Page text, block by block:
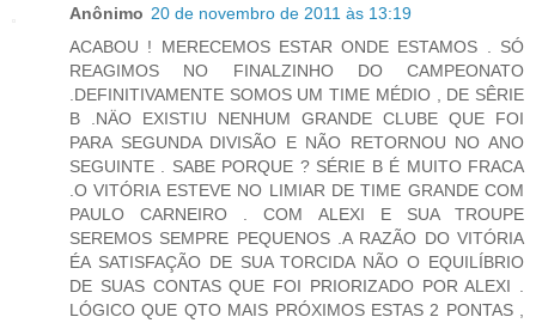
Anônimo 20 de novembro de 2011 às 13:19
ACABOU ! MERECEMOS ESTAR ONDE ESTAMOS . SÓ
REAGIMOS NO FINALZINHO DO CAMPEONATO
.DEFINITIVAMENTE SOMOS UM TIME MÉDIO , DE SÊRIE
B .NÄO EXISTIU NENHUM GRANDE CLUBE QUE FOI
PARA SEGUNDA DIVISÃO E NÃO RETORNOU NO ANO
SEGUINTE . SABE PORQUE ? SÉRIE B É MUITO FRACA
.O VITÓRIA ESTEVE NO LIMIAR DE TIME GRANDE COM
PAULO CARNEIRO . COM ALEXI E SUA TROUPE
SEREMOS SEMPRE PEQUENOS .A RAZÃO DO VITÓRIA
ÉA SATISFAÇÃO DE SUA TORCIDA NÃO O EQUILÍBRIO
DE SUAS CONTAS QUE FOI PRIORIZADO POR ALEXI .
LÓGICO QUE QTO MAIS PRÓXIMOS ESTAS 2 PONTAS ,